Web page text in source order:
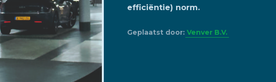
efficiëntie) norm.
Geplaatst door:Venver B.V.